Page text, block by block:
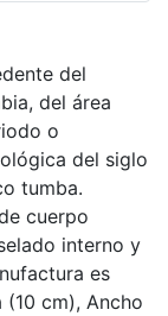
del
del área
o
del siglo
tumba.
cuerpo
interno y
es
(10 cm), Ancho